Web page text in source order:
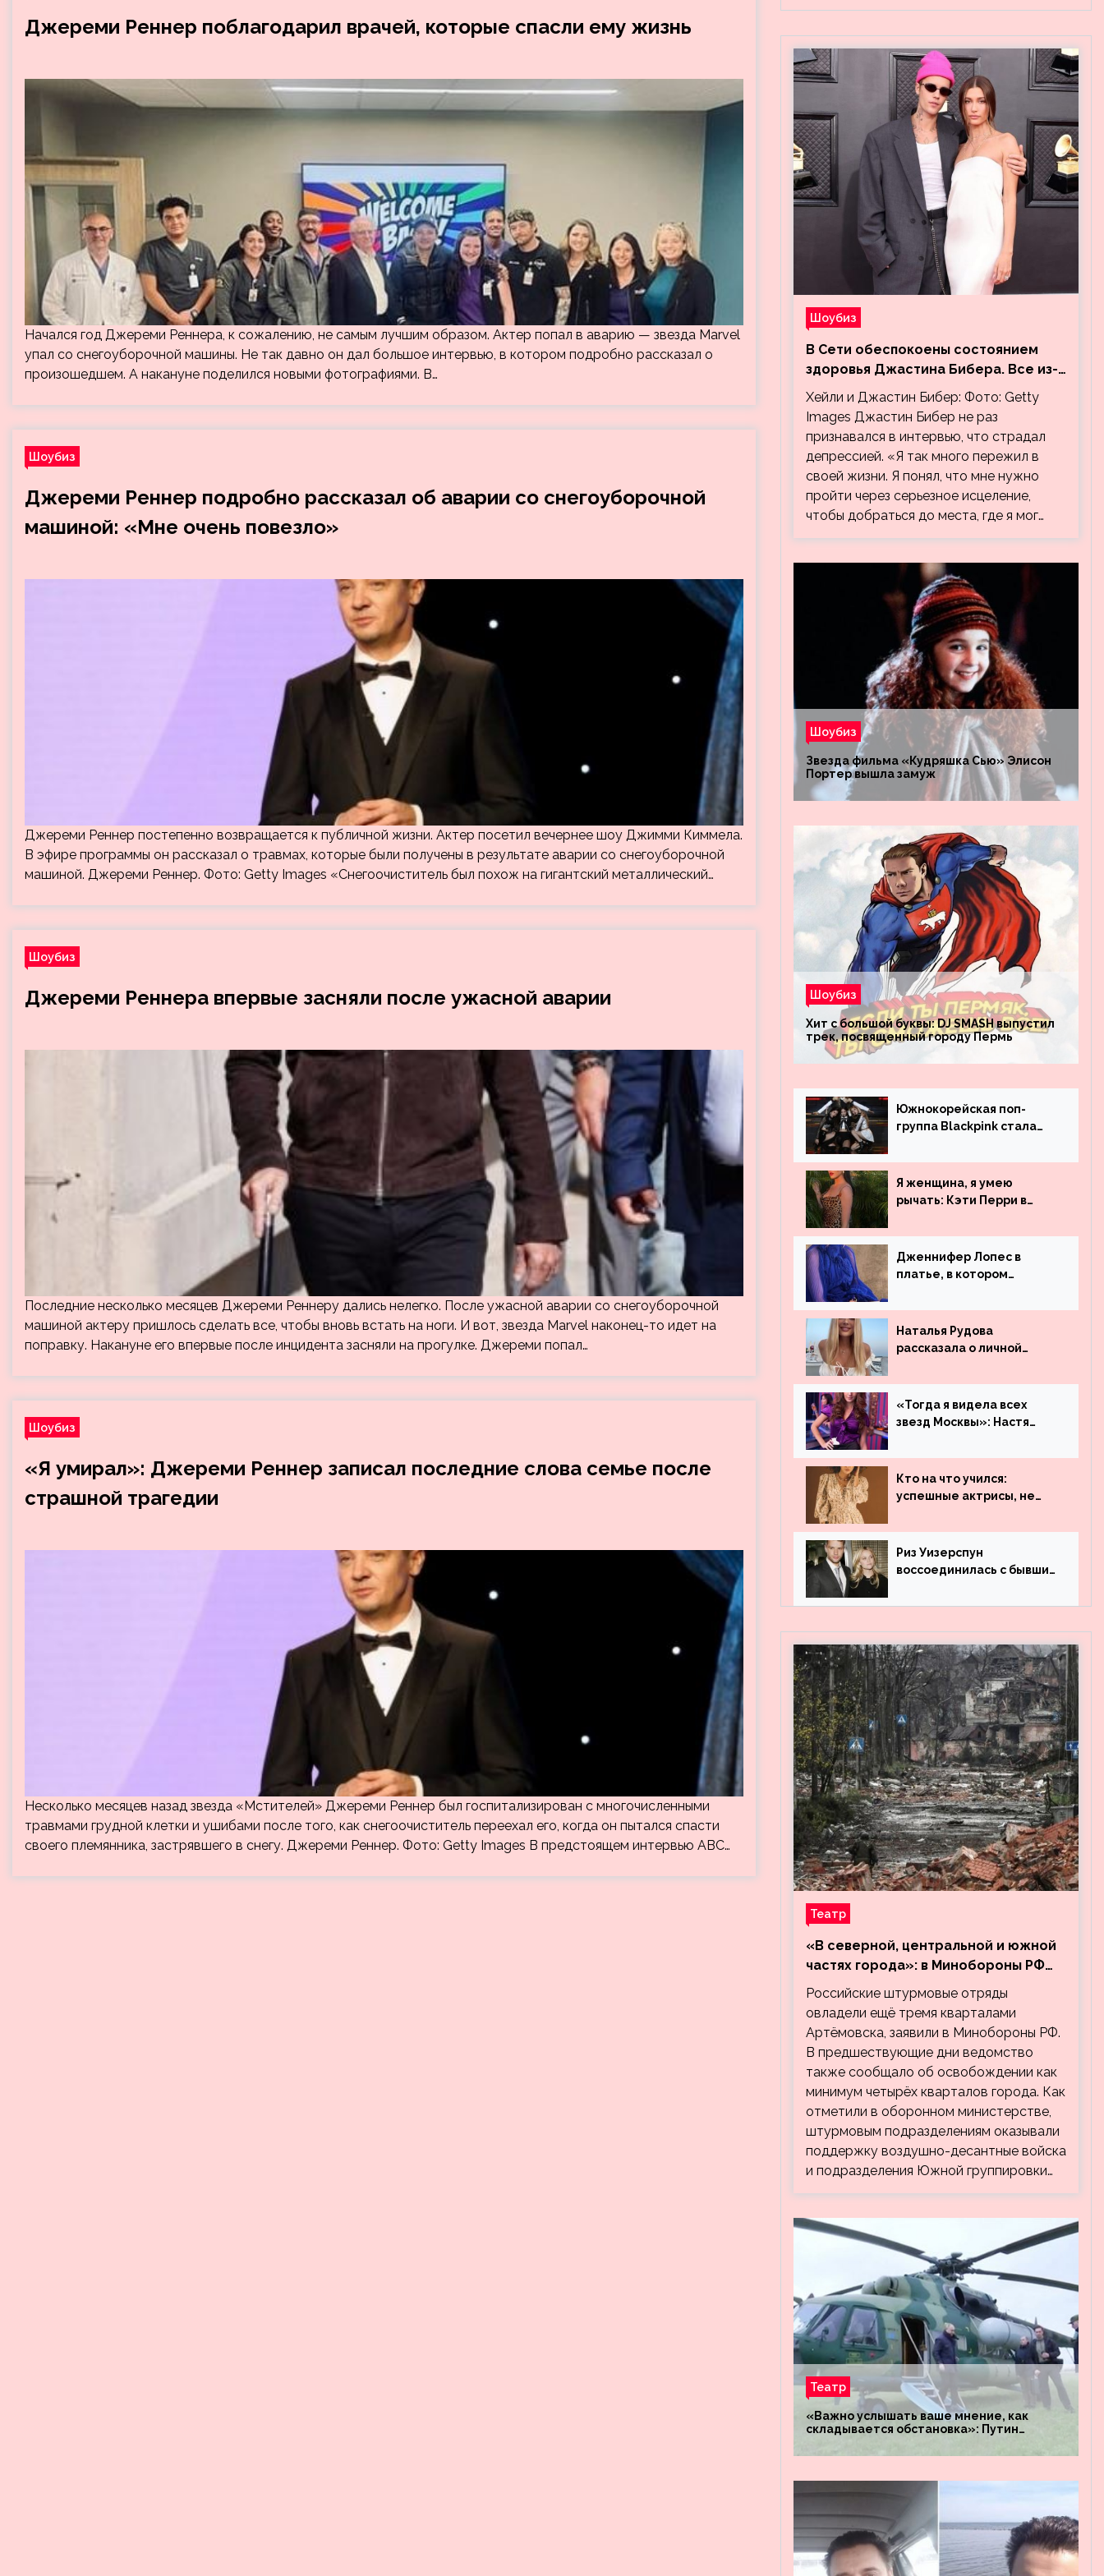
Джереми Реннер поблагодарил врачей, которые спасли ему жизнь
Начался год Джереми Реннера, к сожалению, не самым лучшим образом. Актер попал в аварию — звезда Marvel
упал со снегоуборочной машины. Не так давно он дал большое интервью, в котором подробно рассказал о
произошедшем. А накануне поделился новыми фотографиями. В…
Шоубиз
Джереми Реннер подробно рассказал об аварии со снегоуборочной
машиной: «Мне очень повезло»
Джереми Реннер постепенно возвращается к публичной жизни. Актер посетил вечернее шоу Джимми Киммела.
В эфире программы он рассказал о травмах, которые были получены в результате аварии со снегоуборочной
машиной. Джереми Реннер. Фото: Getty Images «Снегоочиститель был похож на гигантский металлический…
Шоубиз
Джереми Реннера впервые засняли после ужасной аварии
Последние несколько месяцев Джереми Реннеру дались нелегко. После ужасной аварии со снегоуборочной
машиной актеру пришлось сделать все, чтобы вновь встать на ноги. И вот, звезда Marvel наконец-то идет на
поправку. Накануне его впервые после инцидента засняли на прогулке. Джереми попал…
Шоубиз
«Я умирал»: Джереми Реннер записал последние слова семье после
страшной трагедии
Несколько месяцев назад звезда «Мстителей» Джереми Реннер был госпитализирован с многочисленными
травмами грудной клетки и ушибами после того, как снегоочиститель переехал его, когда он пытался спасти
своего племянника, застрявшего в снегу. Джереми Реннер. Фото: Getty Images В предстоящем интервью ABC…
Шоубиз
В Сети обеспокоены состоянием
здоровья Джастина Бибера. Все из-
за видео, на котором его
успокаивает Хейли
Хейли и Джастин Бибер: Фото: Getty
Images Джастин Бибер не раз
признавался в интервью, что страдал
депрессией. «Я так много пережил в
своей жизни. Я понял, что мне нужно
пройти через серьезное исцеление,
чтобы добраться до места, где я мог…
Шоубиз
Звезда фильма «Кудряшка Сью» Элисон
Портер вышла замуж
Шоубиз
Хит с большой буквы: DJ SMASH выпустил
трек, посвященный городу Пермь
Южнокорейская поп-
группа Blackpink стала
просмотрам на YouTube.
Они обогнали даже
Джастина Бибера
Я женщина, я умею
рычать: Кэти Перри в
Дженнифер Лопес в
платье, в котором
незамеченной
Наталья Рудова
рассказала о личной
«Тогда я видела всех
звезд Москвы»: Настя
работала до
популярности и выложила
архивные фото
Кто на что учился:
успешные актрисы, не
образования
Риз Уизерспун
воссоединилась с бывшим
Театр
«В северной, центральной и южной
частях города»: в Минобороны РФ
заявили об освобождении ещё трёх
кварталов Артёмовска
Российские штурмовые отряды
овладели ещё тремя кварталами
Артёмовска, заявили в Минобороны РФ.
В предшествующие дни ведомство
также сообщало об освобождении как
минимум четырёх кварталов города. Как
отметили в оборонном министерстве,
штурмовым подразделениям оказывали
поддержку воздушно-десантные войска
и подразделения Южной группировки…
Театр
«Важно услышать ваше мнение, как
складывается обстановка»: Путин
«Днепр» и «Восток»